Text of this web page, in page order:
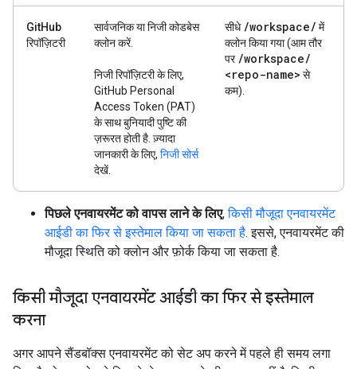
GitHub
रिपॉज़िटरी
सार्वजनिक या निजी कोडबेस
क्लोन करें.
निजी रिपॉज़िटरी के लिए,
GitHub Personal
Access Token (PAT)
के साथ बुनियादी पुष्टि की
ज़रूरत होती है. ज़्यादा
जानकारी के लिए, निजी सोर्स
देखें.
सीधे /workspace/ में
क्लोन किया गया (आम तौर
पर /workspace/
<repo-name> से
कम).
पिछले एनवायरमेंट को वापस लाने के लिए,किसी मौजूदा एनवायरमेंट
आईडी का फिर से इस्तेमाल किया जा सकता है. इससे, एनवायरमेंट की
मौजूदा स्थिति को क्लोन और फ़ोर्क किया जा सकता है.
किसी मौजूदा एनवायरमेंट आईडी का फिर से इस्तेमाल
करना
अगर आपने सैंडबॉक्स एनवायरमेंट को सेट अप करने में पहले ही समय लगा